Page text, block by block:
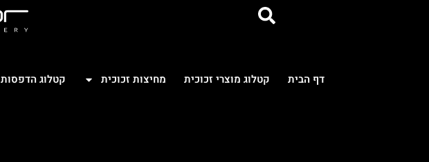
דף הבית קטלוג מוצרי זכוכית מחיצות זכוכית קטלוג הדפסות